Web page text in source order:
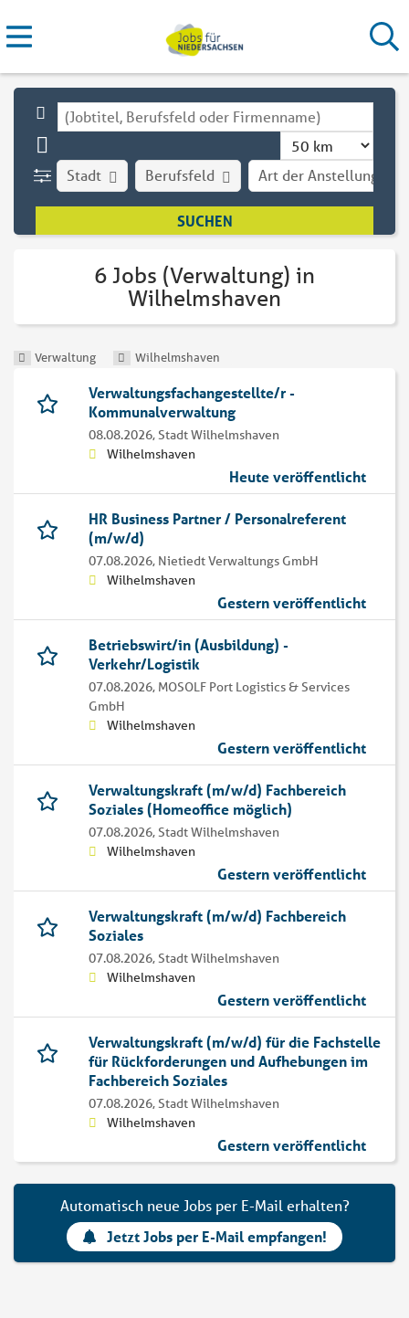
Stadt Art der Anstellung
Berufsfeld
6 Jobs (Verwaltung) in
Wilhelmshaven
Verwaltung Wilhelmshaven
Verwaltungsfachangestellte/r -
Kommunalverwaltung
08.08.2026,Stadt Wilhelmshaven
Wilhelmshaven
Heute veröffentlicht
HR Business Partner / Personalreferent
(m/w/d)
07.08.2026, Nietiedt Verwaltungs GmbH
Wilhelmshaven
Gestern veröffentlicht
Betriebswirt/in (Ausbildung) -
Verkehr/Logistik
07.08.2026, MOSOLF Port Logistics & Services
GmbH
Wilhelmshaven
Gestern veröffentlicht
Verwaltungskraft (m/w/d) Fachbereich
Soziales (Homeoffice möglich)
07.08.2026,Stadt Wilhelmshaven
Wilhelmshaven
Gestern veröffentlicht
Verwaltungskraft (m/w/d) Fachbereich
Soziales
07.08.2026,Stadt Wilhelmshaven
Wilhelmshaven
Gestern veröffentlicht
Verwaltungskraft (m/w/d) für die Fachstelle
für Rückforderungen und Aufhebungen im
Fachbereich Soziales
07.08.2026,Stadt Wilhelmshaven
Wilhelmshaven
Gestern veröffentlicht
Automatisch neue Jobs per E-Mail erhalten?
Jetzt Jobs per E-Mail empfangen!